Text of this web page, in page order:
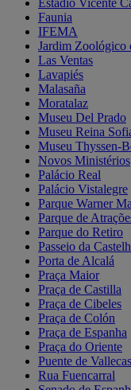
Estádio Vicente
Faunia
IFEMA
Jardim Zoológico
Las Ventas
Lavapiés
Malasaña
Moratalaz
Museu Del Prado
Museu Reina
Museu Thyssen-
Novos Ministérios
Palácio Real
Palácio Vistalegre
Parque Warner
Parque de
Parque do Retiro
Passeio da
Porta de Alcalá
Praça Maior
Praça de Castilla
Praça de Cibeles
Praça de Colón
Praça de Espanha
Praça do Oriente
Puente de Vallecas
Rua Fuencarral